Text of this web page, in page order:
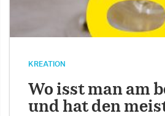
KREATION
Wo isst man am
und hat den